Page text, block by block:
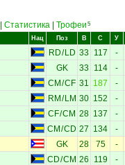
Статистика Трофеи 5
Нац Поз В С У
RD/LD 33 117 -
GK 33 114 -
CM /CF 31 187 -
RM /LM 30 152 -
CF/CM 28 137 -
CM /CD 27 134 -
GK 28 75 -
CD/CM 26 119 -